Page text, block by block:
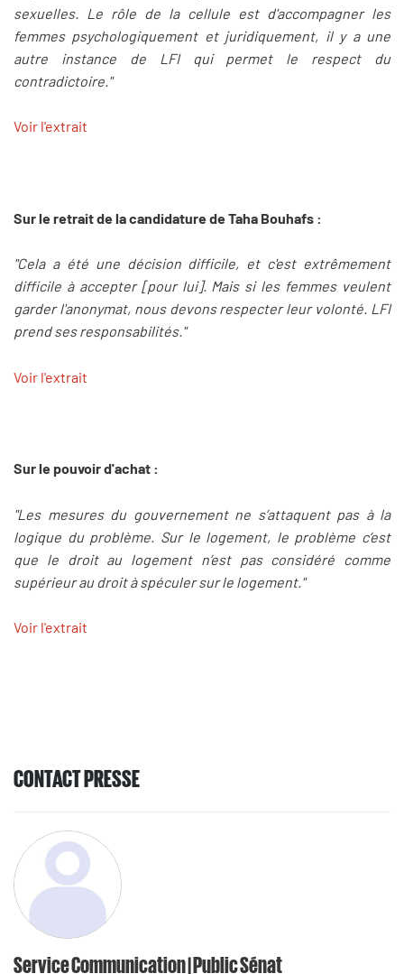
sexuelles. Le rôle de la cellule est d'accompagner les
femmes psychologiquement et juridiquement, il y a une
autre instance de LFI qui permet le respect du
contradictoire."
Voir l'extrait
Sur le retrait de la candidature de Taha Bouhafs :
"Cela a été une décision difficile, et c'est extrêmement
difficile à accepter [pour lui]. Mais si les femmes veulent
garder l'anonymat, nous devons respecter leur volonté. LFI
prend ses responsabilités."
Voir l'extrait
Sur le pouvoir d'achat :
"Les mesures du gouvernement ne s’attaquent pas à la
logique du problème. Sur le logement, le problème c’est
que le droit au logement n’est pas considéré comme
supérieur au droit à spéculer sur le logement."
Voir l'extrait
CONTACT PRESSE
Service Communication | Public Sénat